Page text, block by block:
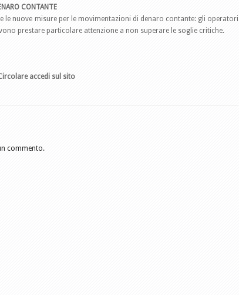
CONTANTE
le nuove misure per le movimentazioni di denaro contante: gli operatori
prestare particolare attenzione a non superare le soglie critiche.
accedi sul sito
commento.